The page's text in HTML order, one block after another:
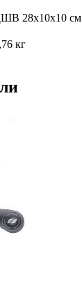
28х10х10 см
кг